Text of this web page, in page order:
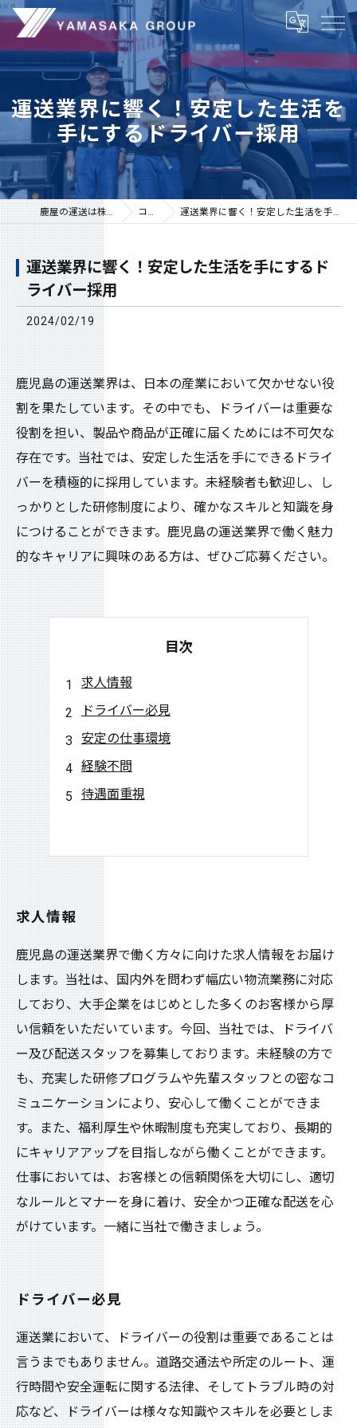
運送業界に響く！安定した生活を
手にするドライバー採用
鹿屋の運送は株式会社山坂 コラム 運送業界に響く！安定した生活を手にするドライバー採用
運送業界に響く！安定した生活を手にするド
ライバー採用
2024/02/19
鹿児島の運送業界は、日本の産業において欠かせない役
割を果たしています。その中でも、ドライバーは重要な
役割を担い、製品や商品が正確に届くためには不可欠な
存在です。当社では、安定した生活を手にできるドライ
バーを積極的に採用しています。未経験者も歓迎し、し
っかりとした研修制度により、確かなスキルと知識を身
につけることができます。鹿児島の運送業界で働く魅力
的なキャリアに興味のある方は、ぜひご応募ください。
目次
求人情報
ドライバー必見
安定の仕事環境
経験不問
待遇面重視
求人情報
鹿児島の運送業界で働く方々に向けた求人情報をお届け
します。当社は、国内外を問わず幅広い物流業務に対応
しており、大手企業をはじめとした多くのお客様から厚
い信頼をいただいています。今回、当社では、ドライバ
ー及び配送スタッフを募集しております。未経験の方で
も、充実した研修プログラムや先輩スタッフとの密なコ
ミュニケーションにより、安心して働くことができま
す。また、福利厚生や休暇制度も充実しており、長期的
にキャリアアップを目指しながら働くことができます。
仕事においては、お客様との信頼関係を大切にし、適切
なルールとマナーを身に着け、安全かつ正確な配送を心
がけています。一緒に当社で働きましょう。
ドライバー必見
運送業において、ドライバーの役割は重要であることは
言うまでもありません。道路交通法や所定のルート、運
行時間や安全運転に関する法律、そしてトラブル時の対
応など、ドライバーは様々な知識やスキルを必要としま